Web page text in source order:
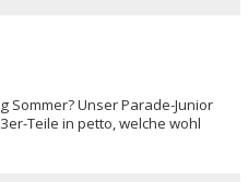
Sommer? Unser Parade-Junior
Teile in petto, welche wohl